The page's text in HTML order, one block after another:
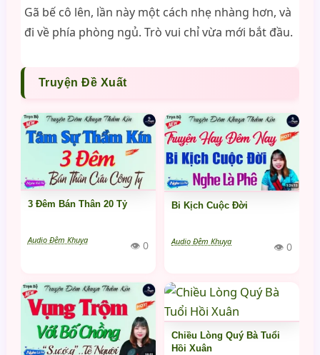
Gã bế cô lên, lần này một cách nhẹ nhàng hơn, và
đi về phía phòng ngủ. Trò vui chỉ vừa mới bắt đầu.
Truyện Đề Xuất
3 Đêm Bán Thân 20 Tỷ
Audio Đêm Khuya 👁 0
Bi Kịch Cuộc Đời
Audio Đêm Khuya 👁 0
Chiều Lòng Quý Bà Tuổi
Hồi Xuân